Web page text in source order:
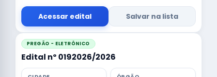
Acessar edital Salvar na lista
PREGÃO - ELETRÔNICO
Edital nº 0192026/2026